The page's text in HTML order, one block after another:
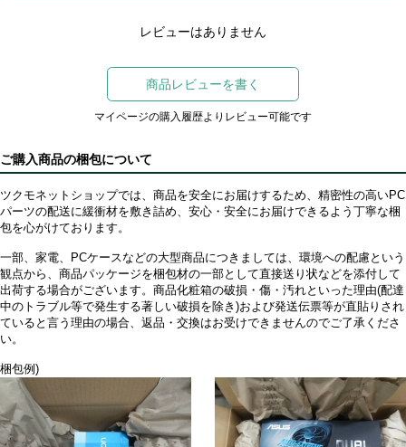
レビューはありません
商品レビューを書く
マイページの購入履歴よりレビュー可能です
ご購入商品の梱包について
ツクモネットショップでは、商品を安全にお届けするため、精密性の高いPC
パーツの配送に緩衝材を敷き詰め、安心・安全にお届けできるよう丁寧な梱
包を心がけております。
一部、家電、PCケースなどの大型商品につきましては、環境への配慮という
観点から、商品パッケージを梱包材の一部として直接送り状などを添付して
出荷する場合がございます。商品化粧箱の破損・傷・汚れといった理由(配達
中のトラブル等で発生する著しい破損を除き)および発送伝票等が直貼りされ
ていると言う理由の場合、返品・交換はお受けできませんのでご了承くださ
い。
梱包例)